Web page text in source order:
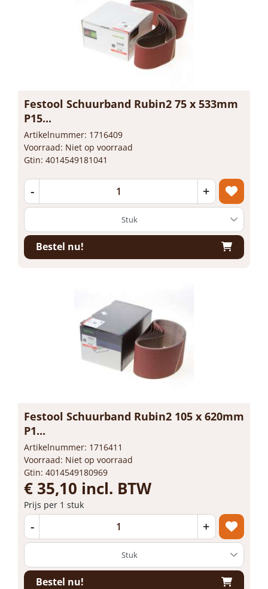
Festool Schuurband Rubin2 75 x 533mm
P15...
Artikelnummer: 1716409
Voorraad: Niet op voorraad
Gtin: 4014549181041
- +
Bestel nu!
Festool Schuurband Rubin2 105 x 620mm
P1...
Artikelnummer: 1716411
Voorraad: Niet op voorraad
Gtin: 4014549180969
€ 35,10 incl. BTW
Prijs per 1 stuk
- +
Bestel nu!